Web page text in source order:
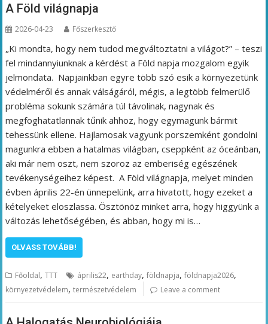
A Föld világnapja
2026-04-23 Főszerkesztő
„Ki mondta, hogy nem tudod megváltoztatni a világot?” – teszi
fel mindannyiunknak a kérdést a Föld napja mozgalom egyik
jelmondata. Napjainkban egyre több szó esik a környezetünk
védelméről és annak válságáról, mégis, a legtöbb felmerülő
probléma sokunk számára túl távolinak, nagynak és
megfoghatatlannak tűnik ahhoz, hogy egymagunk bármit
tehessünk ellene. Hajlamosak vagyunk porszemként gondolni
magunkra ebben a hatalmas világban, cseppként az óceánban,
aki már nem oszt, nem szoroz az emberiség egészének
tevékenységeihez képest. A Föld világnapja, melyet minden
évben április 22-én ünnepelünk, arra hivatott, hogy ezeket a
kételyeket eloszlassa. Ösztönöz minket arra, hogy higgyünk a
változás lehetőségében, és abban, hogy mi is…
OLVASS TOVÁBB!
Főoldal,TTT április22, earthday,földnapja,földnapja2026,
környezetvédelem,természetvédelem Leave a comment